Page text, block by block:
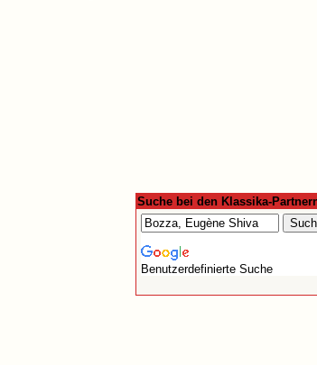
Suche bei den Klassika-
Benutzerdefinierte Suche